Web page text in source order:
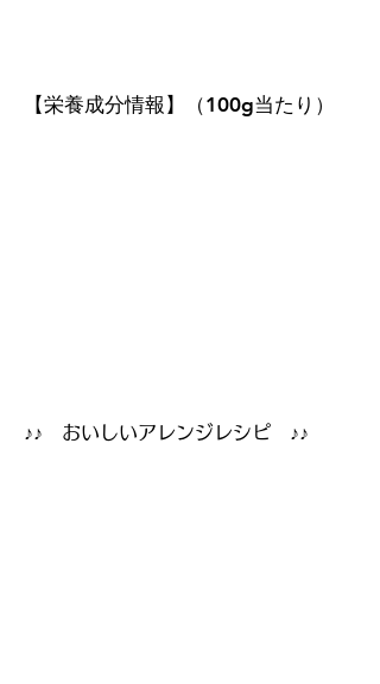
【栄養成分情報】（100g当たり）
​♪♪ おいしいアレンジレシピ ♪♪